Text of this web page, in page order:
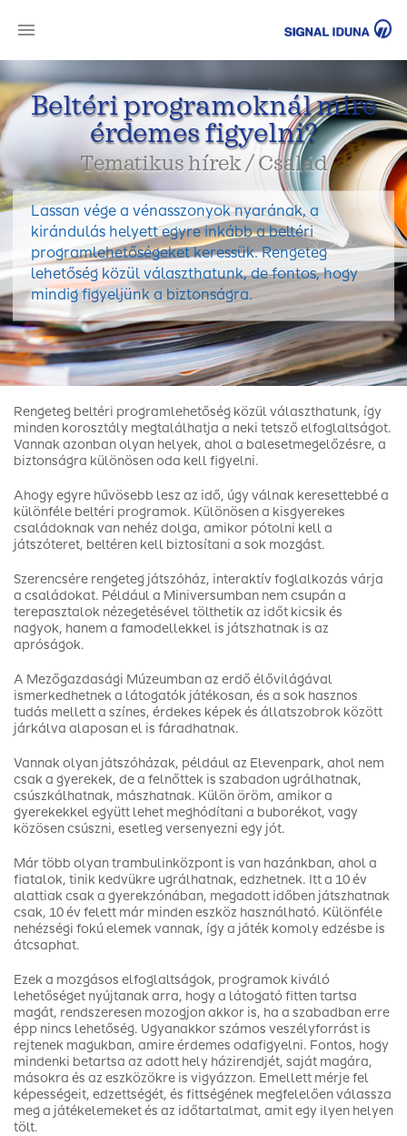
Beltéri programoknál mire
érdemes figyelni?
Tematikus hírek / Család
Lassan vége a vénasszonyok nyarának, a
kirándulás helyett egyre inkább a beltéri
programlehetőségeket keressük. Rengeteg
lehetőség közül választhatunk, de fontos, hogy
mindig figyeljünk a biztonságra.
Rengeteg beltéri programlehetőség közül választhatunk, így
minden korosztály megtalálhatja a neki tetsző elfoglaltságot.
Vannak azonban olyan helyek, ahol a balesetmegelőzésre, a
biztonságra különösen oda kell figyelni.
Ahogy egyre hűvösebb lesz az idő, úgy válnak keresettebbé a
különféle beltéri programok. Különösen a kisgyerekes
családoknak van nehéz dolga, amikor pótolni kell a
játszóteret, beltéren kell biztosítani a sok mozgást.
Szerencsére rengeteg játszóház, interaktív foglalkozás várja
a családokat. Például a Miniversumban nem csupán a
terepasztalok nézegetésével tölthetik az időt kicsik és
nagyok, hanem a famodellekkel is játszhatnak is az
apróságok.
A Mezőgazdasági Múzeumban az erdő élővilágával
ismerkedhetnek a látogatók játékosan, és a sok hasznos
tudás mellett a színes, érdekes képek és állatszobrok között
járkálva alaposan el is fáradhatnak.
Vannak olyan játszóházak, például az Elevenpark, ahol nem
csak a gyerekek, de a felnőttek is szabadon ugrálhatnak,
csúszkálhatnak, mászhatnak. Külön öröm, amikor a
gyerekekkel együtt lehet meghódítani a buborékot, vagy
közösen csúszni, esetleg versenyezni egy jót.
Már több olyan trambulinközpont is van hazánkban, ahol a
fiatalok, tinik kedvükre ugrálhatnak, edzhetnek. Itt a 10 év
alattiak csak a gyerekzónában, megadott időben játszhatnak
csak, 10 év felett már minden eszköz használható. Különféle
nehézségi fokú elemek vannak, így a játék komoly edzésbe is
átcsaphat.
Ezek a mozgásos elfoglaltságok, programok kiváló
lehetőséget nyújtanak arra, hogy a látogató fitten tartsa
magát, rendszeresen mozogjon akkor is, ha a szabadban erre
épp nincs lehetőség. Ugyanakkor számos veszélyforrást is
rejtenek magukban, amire érdemes odafigyelni. Fontos, hogy
mindenki betartsa az adott hely házirendjét, saját magára,
másokra és az eszközökre is vigyázzon. Emellett mérje fel
képességeit, edzettségét, és fittségének megfelelően válassza
meg a játékelemeket és az időtartalmat, amit egy ilyen helyen
tölt.